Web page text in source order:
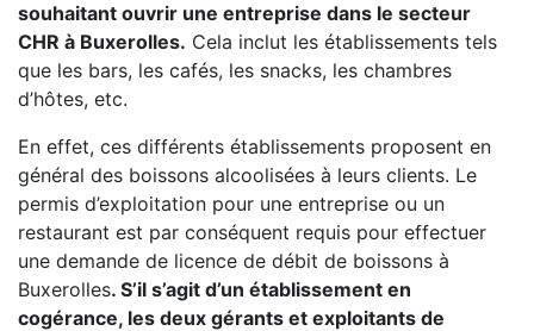
souhaitant ouvrir une entreprise dans le secteur
CHR à Buxerolles. Cela inclut les établissements tels
que les bars, les cafés, les snacks, les chambres
d’hôtes, etc.
En effet, ces différents établissements proposent en
général des boissons alcoolisées à leurs clients. Le
permis d’exploitation pour une entreprise ou un
restaurant est par conséquent requis pour effectuer
une demande de licence de débit de boissons à
Buxerolles. S’il s’agit d’un établissement en
cogérance, les deux gérants et exploitants de